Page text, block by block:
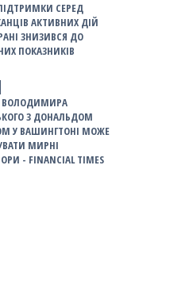
СЕРЕД
АКТИВНИХ ДІЙ
ЗНИЗИВСЯ ДО
ПОКАЗНИКІВ
ВОЛОДИМИРА
З ДОНАЛЬДОМ
У ВАШИНГТОНІ МОЖЕ
МИРНІ
- FINANCIAL TIMES